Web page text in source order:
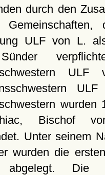
durch den
ULF von L.
wurden
Bischof
Unter seinem
wurden die
Die